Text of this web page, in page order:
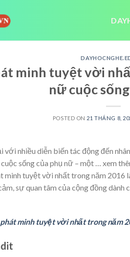
minh tuyệt vời
nữ cuộc
POSTED ON 21 THÁNG 8,
với nhiều diễn biến tác động đến
sống của phụ nữ – một
… xem
minh tuyệt vời nhất trong năm 2016
sự quan tâm của cộng đồng
phát minh tuyệt vời nhất trong năm